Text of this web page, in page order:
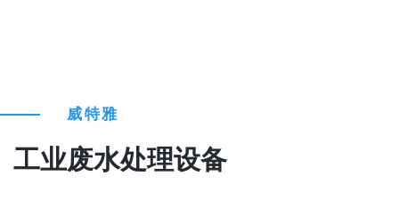
威特雅
工业废水处理设备